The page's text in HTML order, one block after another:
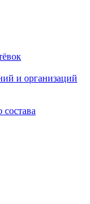
и организаций
состава